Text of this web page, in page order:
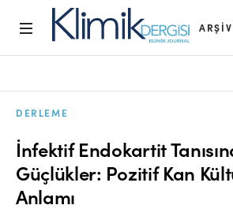
ARŞIV
Amaç ve Kapsam
Açık Erişim İlkesi
Yayın Kurulu
DERLEME
İnfektif Endokartit
Güçlükler: Pozitif Kan
Anlamı